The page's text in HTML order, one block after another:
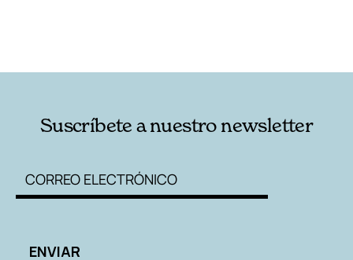
Suscríbete a nuestro newsletter